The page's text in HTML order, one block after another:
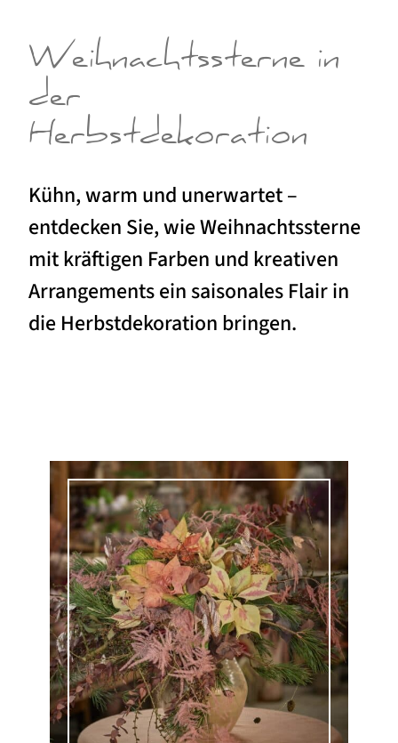
Weihnachtssterne in
der
Herbstdekoration
Kühn, warm und unerwartet –
entdecken Sie, wie Weihnachtssterne
mit kräftigen Farben und kreativen
Arrangements ein saisonales Flair in
die Herbstdekoration bringen.